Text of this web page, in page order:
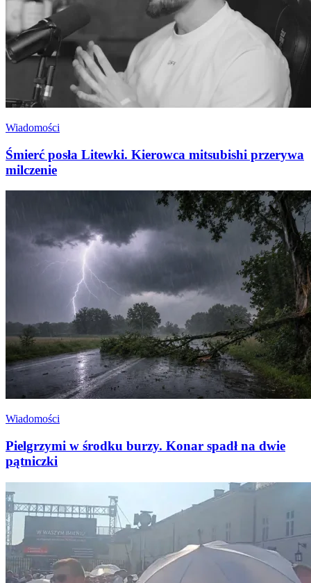
Wiadomości
Śmierć posła Litewki. Kierowca mitsubishi przerywa
milczenie
Wiadomości
Pielgrzymi w środku burzy. Konar spadł na dwie
pątniczki